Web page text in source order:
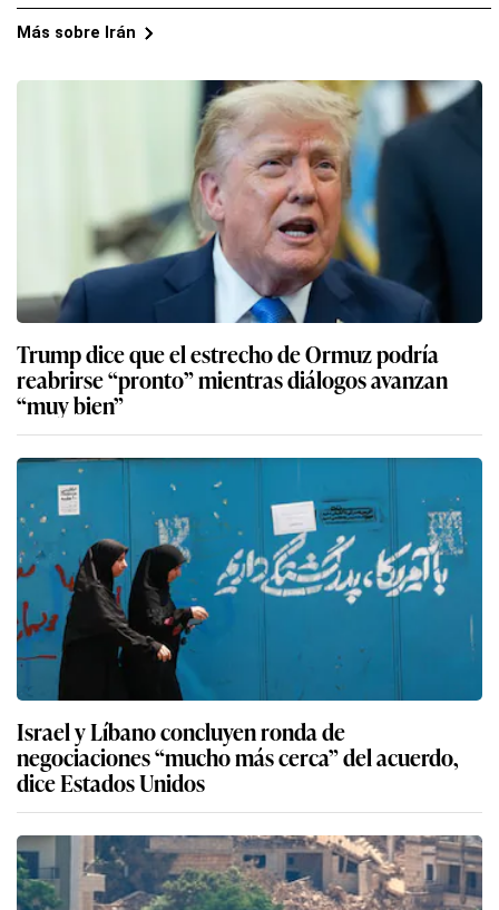
Más sobre Irán
Trump dice que el estrecho de Ormuz podría
reabrirse “pronto” mientras diálogos avanzan
“muy bien”
Israel y Líbano concluyen ronda de
negociaciones “mucho más cerca” del acuerdo,
dice Estados Unidos